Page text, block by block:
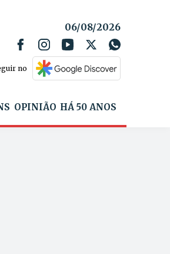
06/08/2026
no
OPINIÃO HÁ 50 ANOS